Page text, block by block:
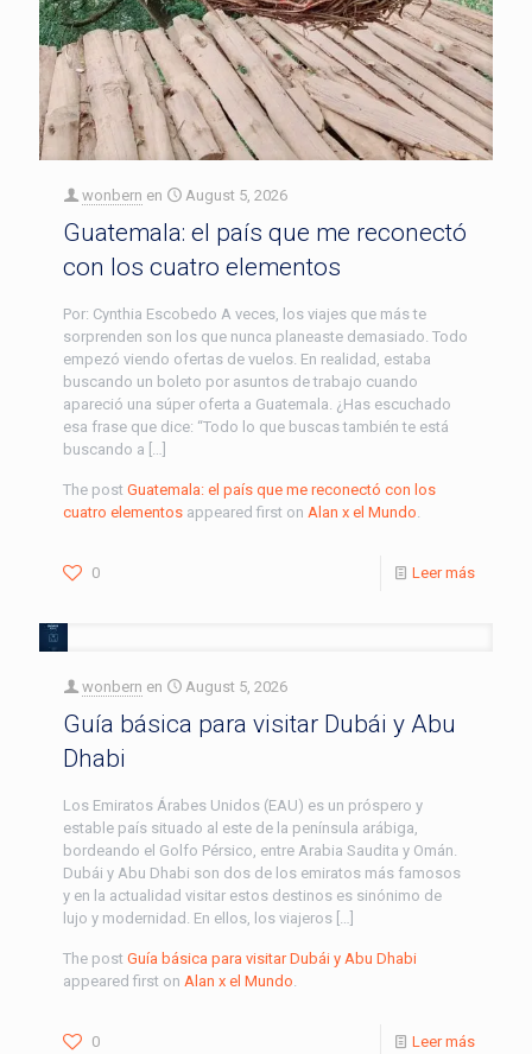
wonbern en August 5, 2026
Guatemala: el país que me reconectó
con los cuatro elementos
Por: Cynthia Escobedo A veces, los viajes que más te
sorprenden son los que nunca planeaste demasiado. Todo
empezó viendo ofertas de vuelos. En realidad, estaba
buscando un boleto por asuntos de trabajo cuando
apareció una súper oferta a Guatemala. ¿Has escuchado
esa frase que dice: “Todo lo que buscas también te está
buscando a […]
The post Guatemala: el país que me reconectó con los
cuatro elementos appeared first on Alan x el Mundo
0 Leer más
wonbern en August 5, 2026
Guía básica para visitar Dubái y Abu
Dhabi
Los Emiratos Árabes Unidos (EAU) es un próspero y
estable país situado al este de la península arábiga,
bordeando el Golfo Pérsico, entre Arabia Saudita y Omán.
Dubái y Abu Dhabi son dos de los emiratos más famosos
y en la actualidad visitar estos destinos es sinónimo de
lujo y modernidad. En ellos, los viajeros […]
The post Guía básica para visitar Dubái y Abu Dhabi
appeared first on Alan x el Mundo
0 Leer más